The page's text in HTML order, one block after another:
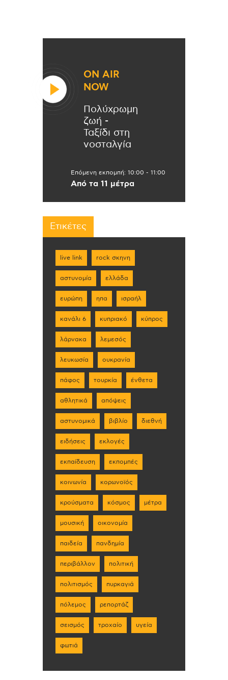
ON AIR
NOW
Πολύχρωμη
ζωή -
Ταξίδι στη
νοσταλγία
Επόμενη εκπομπή: 10:00 - 11:00
Από τα 11 μέτρα
Ετικέτες
live link rock σκηνη
αστυνομία ελλάδα
ευρώπη ηπα ισραήλ
κανάλι 6 κυπριακό κύπρος
λάρνακα λεμεσός
λευκωσία ουκρανία
πάφος τουρκία ένθετα
αθλητικά απόψεις
αστυνομικά βιβλίο διεθνή
ειδήσεις εκλογές
εκπαίδευση εκπομπές
κοινωνία κορωνοϊός
κρούσματα κόσμος μέτρα
μουσική οικονομία
παιδεία πανδημία
περιβάλλον πολιτική
πολιτισμός πυρκαγιά
πόλεμος ρεπορτάζ
σεισμός τροχαίο υγεία
φωτιά